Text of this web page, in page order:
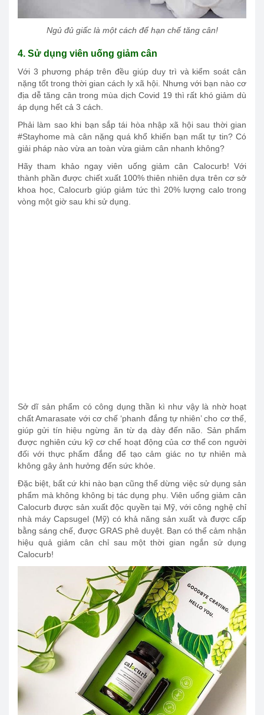
Ngủ đủ giấc là một cách để hạn chế tăng cân!
4. Sử dụng viên uống giảm cân
Với 3 phương pháp trên đều giúp duy trì và kiểm soát cân
nặng tốt trong thời gian cách ly xã hội. Nhưng với bạn nào cơ
địa dễ tăng cân trong mùa dịch Covid 19 thì rất khó giảm dù
áp dụng hết cả 3 cách.
Phải làm sao khi bạn sắp tái hòa nhập xã hội sau thời gian
#Stayhome mà cân nặng quá khổ khiến bạn mất tự tin? Có
giải pháp nào vừa an toàn vừa giảm cân nhanh không?
Hãy tham khảo ngay viên uống giảm cân Calocurb! Với
thành phần được chiết xuất 100% thiên nhiên dựa trên cơ sở
khoa học, Calocurb giúp giảm tức thì 20% lượng calo trong
vòng một giờ sau khi sử dụng.
Sở dĩ sản phẩm có công dụng thần kì như vậy là nhờ hoạt
chất Amarasate với cơ chế ‘phanh đắng tự nhiên’ cho cơ thể,
giúp gửi tín hiệu ngừng ăn từ dạ dày đến não. Sản phẩm
được nghiên cứu kỹ cơ chế hoạt động của cơ thể con người
đối với thực phẩm đắng để tạo cảm giác no tự nhiên mà
không gây ảnh hưởng đến sức khỏe.
Đặc biệt, bất cứ khi nào bạn cũng thể dừng việc sử dụng sản
phẩm mà không không bị tác dụng phụ. Viên uống giảm cân
Calocurb được sản xuất độc quyền tại Mỹ, với công nghệ chỉ
nhà máy Capsugel (Mỹ) có khả năng sản xuất và được cấp
bằng sáng chế, được GRAS phê duyệt. Bạn có thể cảm nhận
hiệu quả giảm cân chỉ sau một thời gian ngắn sử dụng
Calocurb!